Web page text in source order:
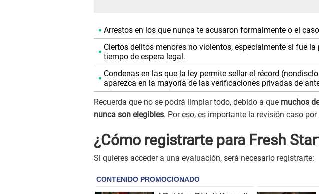
Arrestos en los que nunca te acusaron formalmente o el
Ciertos delitos menores no violentos, especialmente si fue la
tiempo de espera legal.
Condenas en las que la ley permite sellar el récord
aparezca en la mayoría de las verificaciones privadas de
Recuerda que no se podrá limpiar todo, debido a que muchos
nunca son elegibles. Por eso, es importante la revisión caso por
¿Cómo registrarte para Fresh
Si quieres acceder a una evaluación, será necesario registrarte: